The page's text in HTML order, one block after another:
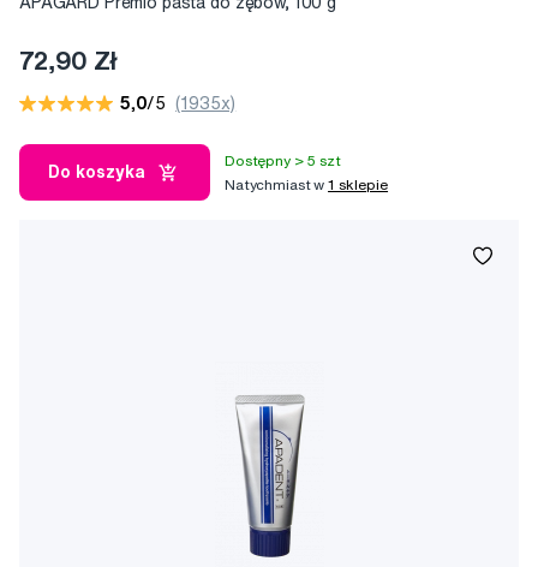
72,90 Zł
5,0/5 (1935x)
Do koszyka
Dostępny > 5 szt
Natychmiast w1 sklepie